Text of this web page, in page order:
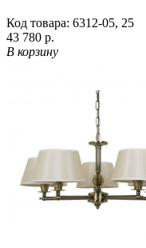
Код товара: 6312-05, 25
43 780 р.
В корзину